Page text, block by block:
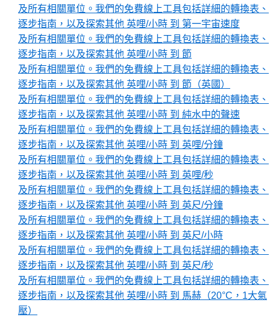
及所有相關單位。我們的免費線上工具包括詳細的轉換表、
逐步指南，以及探索其他 英哩/小時 到 第一宇宙速度
及所有相關單位。我們的免費線上工具包括詳細的轉換表、
逐步指南，以及探索其他 英哩/小時 到 節
及所有相關單位。我們的免費線上工具包括詳細的轉換表、
逐步指南，以及探索其他 英哩/小時 到 節（英國）
及所有相關單位。我們的免費線上工具包括詳細的轉換表、
逐步指南，以及探索其他 英哩/小時 到 純水中的聲速
及所有相關單位。我們的免費線上工具包括詳細的轉換表、
逐步指南，以及探索其他 英哩/小時 到 英哩/分鐘
及所有相關單位。我們的免費線上工具包括詳細的轉換表、
逐步指南，以及探索其他 英哩/小時 到 英哩/秒
及所有相關單位。我們的免費線上工具包括詳細的轉換表、
逐步指南，以及探索其他 英哩/小時 到 英尺/分鐘
及所有相關單位。我們的免費線上工具包括詳細的轉換表、
逐步指南，以及探索其他 英哩/小時 到 英尺/小時
及所有相關單位。我們的免費線上工具包括詳細的轉換表、
逐步指南，以及探索其他 英哩/小時 到 英尺/秒
及所有相關單位。我們的免費線上工具包括詳細的轉換表、
逐步指南，以及探索其他 英哩/小時 到 馬赫（20°C，1大氣
壓）